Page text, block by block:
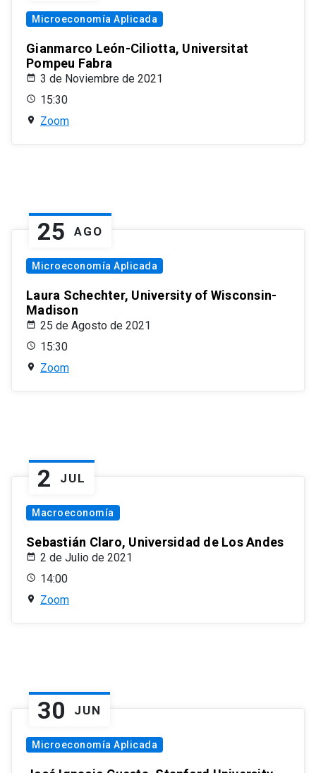
Microeconomía Aplicada
Gianmarco León-Ciliotta, Universitat
Pompeu Fabra
3 de Noviembre de 2021
15:30
Zoom
25 AGO
Microeconomía Aplicada
Laura Schechter, University of Wisconsin-
Madison
25 de Agosto de 2021
15:30
Zoom
2 JUL
Macroeconomía
Sebastián Claro, Universidad de Los Andes
2 de Julio de 2021
14:00
Zoom
30 JUN
Microeconomía Aplicada